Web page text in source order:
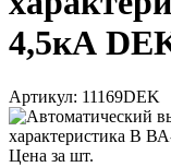
4,5кА
Артикул: 11169DEK
Цена за шт.